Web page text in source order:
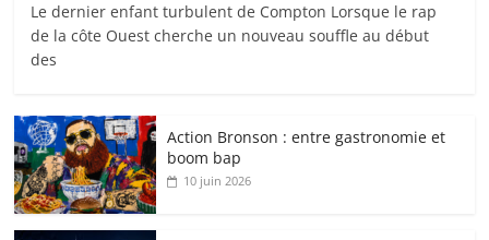
Le dernier enfant turbulent de Compton Lorsque le rap
de la côte Ouest cherche un nouveau souffle au début
des
Action Bronson : entre gastronomie et
boom bap
10 juin 2026